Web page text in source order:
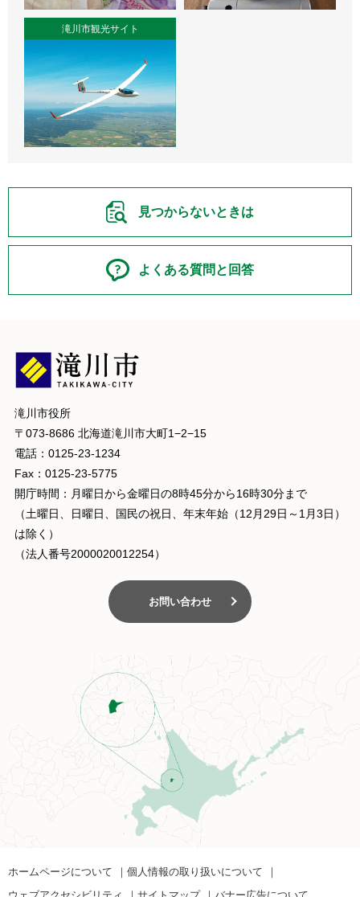
滝川市観光サイト
見つからないときは
よくある質問と回答
滝川市役所
〒073-8686 北海道滝川市大町1−2−15
電話：0125-23-1234
Fax：0125-23-5775
開庁時間：月曜日から金曜日の8時45分から16時30分まで
（土曜日、日曜日、国民の祝日、年末年始（12月29日～1月3日）
は除く）
（法人番号2000020012254）
お問い合わせ
ホームページについて
個人情報の取り扱いについて